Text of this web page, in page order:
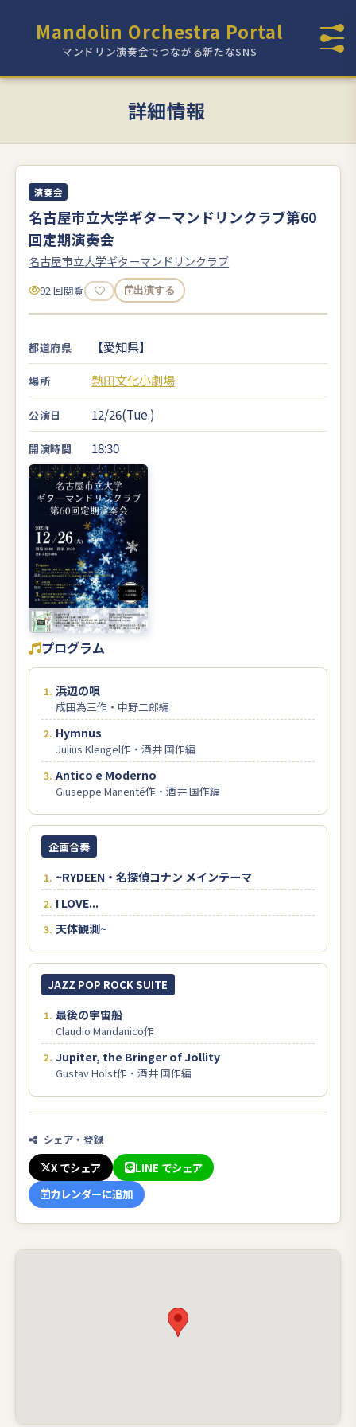
Mandolin Orchestra Portal
マンドリン演奏会でつながる新たなSNS
詳細情報
演奏会
名古屋市立大学ギターマンドリンクラブ第60
回定期演奏会
名古屋市立大学ギターマンドリンクラブ
92 回閲覧 出演する
都道府県 【愛知県】
場所 熱田文化小劇場
公演日 12/26(Tue.)
開演時間 18:30
プログラム
浜辺の唄
成田為三作・中野二郎編
Hymnus
Julius Klengel作・酒井 国作編
Antico e Moderno
Giuseppe Manenté作・酒井 国作編
企画合奏
~RYDEEN・名探偵コナン メインテーマ
I LOVE...
天体観測~
JAZZ POP ROCK SUITE
最後の宇宙船
Claudio Mandanico作
Jupiter, the Bringer of Jollity
Gustav Holst作・酒井 国作編
シェア・登録
X でシェア
LINE でシェア
カレンダーに追加